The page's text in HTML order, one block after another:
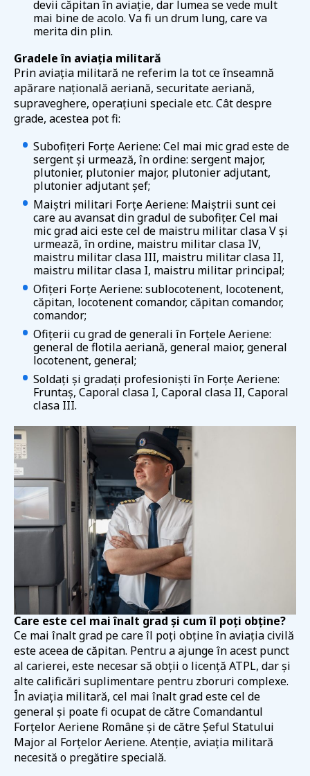
devii căpitan în aviație, dar lumea se vede mult
mai bine de acolo. Va fi un drum lung, care va
merita din plin.
Gradele în aviația militară
Prin aviația militară ne referim la tot ce înseamnă
apărare națională aeriană, securitate aeriană,
supraveghere, operațiuni speciale etc. Cât despre
grade, acestea pot fi:
Subofițeri Forțe Aeriene: Cel mai mic grad este de
sergent și urmează, în ordine: sergent major,
plutonier, plutonier major, plutonier adjutant,
plutonier adjutant șef;
Maiștri militari Forțe Aeriene: Maiștrii sunt cei
care au avansat din gradul de subofițer. Cel mai
mic grad aici este cel de maistru militar clasa V și
urmează, în ordine, maistru militar clasa IV,
maistru militar clasa III, maistru militar clasa II,
maistru militar clasa I, maistru militar principal;
Ofițeri Forțe Aeriene: sublocotenent, locotenent,
căpitan, locotenent comandor, căpitan comandor,
comandor;
Ofițerii cu grad de generali în Forțele Aeriene:
general de flotila aeriană, general maior, general
locotenent, general;
Soldați și gradați profesioniști în Forțe Aeriene:
Fruntaș, Caporal clasa I, Caporal clasa II, Caporal
clasa III.
Care este cel mai înalt grad și cum îl poți obține?
Ce mai înalt grad pe care îl poți obține în aviația civilă
este aceea de căpitan. Pentru a ajunge în acest punct
al carierei, este necesar să obții o licență ATPL, dar și
alte calificări suplimentare pentru zboruri complexe.
În aviația militară, cel mai înalt grad este cel de
general și poate fi ocupat de către Comandantul
Forțelor Aeriene Române și de către Șeful Statului
Major al Forțelor Aeriene. Atenție, aviația militară
necesită o pregătire specială.